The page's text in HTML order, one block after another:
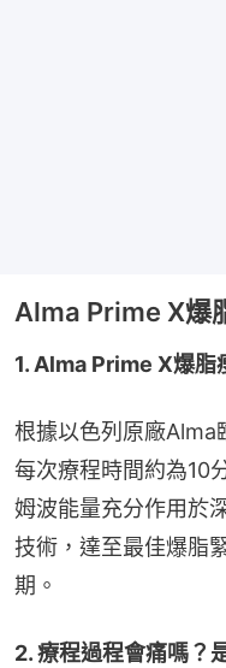
Alma Prime X爆
1. Alma Prime X爆脂
根據以色列原廠Alma
每次療程時間約為10
姆波能量充分作用於
技術，達至最佳爆脂
期。
2. 療程過程會痛嗎？